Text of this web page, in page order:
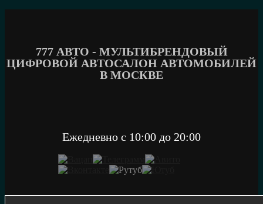
777 АВТО - МУЛЬТИБРЕНДОВЫЙ
ЦИФРОВОЙ АВТОСАЛОН АВТОМОБИЛЕЙ
В МОСКВЕ
Ежедневно c 10:00 до 20:00